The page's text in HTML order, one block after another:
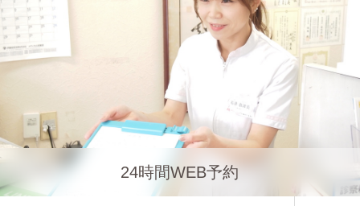
24時間WEB予約